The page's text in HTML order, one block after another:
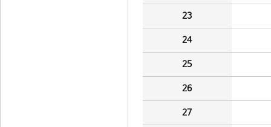
23
24
25
26
27